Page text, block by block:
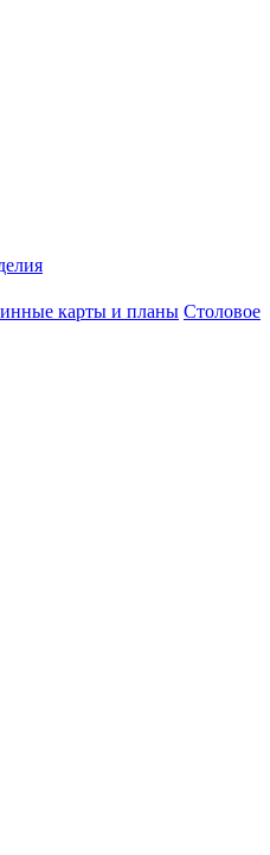
карты и планы Столовое